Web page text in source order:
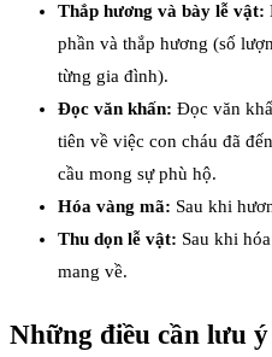
Thắp hương và bày lễ vật:
phần và thắp hương (số
từng gia đình).
Đọc văn khấn: Đọc văn
tiên về việc con cháu đã
cầu mong sự phù hộ.
Hóa vàng mã: Sau khi
Thu dọn lễ vật: Sau khi
mang về.
Những điều cần lưu